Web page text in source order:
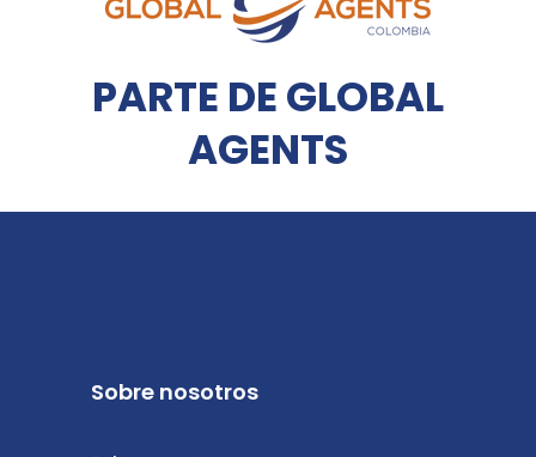
PARTE DE GLOBAL
AGENTS
Sobre nosotros